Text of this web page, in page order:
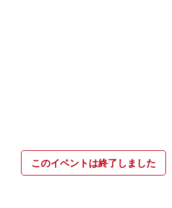
このイベントは終了しました